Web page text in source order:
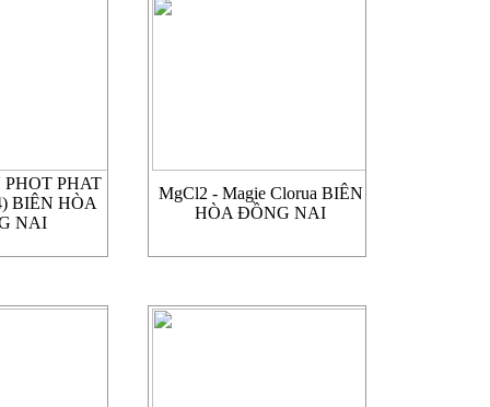
PHAT
BIÊN HÒA
NAI
MgCl2 - Magie Clorua BIÊN
HÒA ĐỒNG NAI